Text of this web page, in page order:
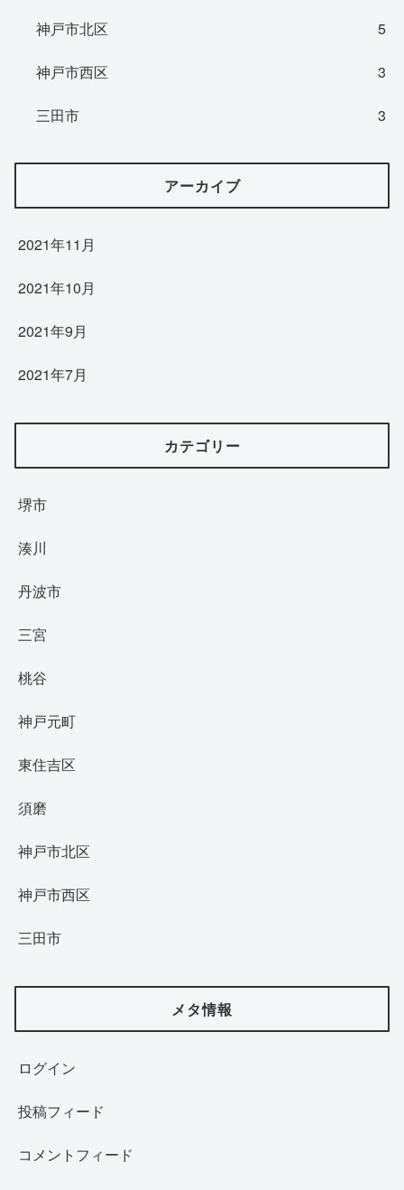
神戸市北区 5
神戸市西区 3
三田市 3
アーカイブ
2021年11月
2021年10月
2021年9月
2021年7月
カテゴリー
堺市
湊川
丹波市
三宮
桃谷
神戸元町
東住吉区
須磨
神戸市北区
神戸市西区
三田市
メタ情報
ログイン
投稿フィード
コメントフィード